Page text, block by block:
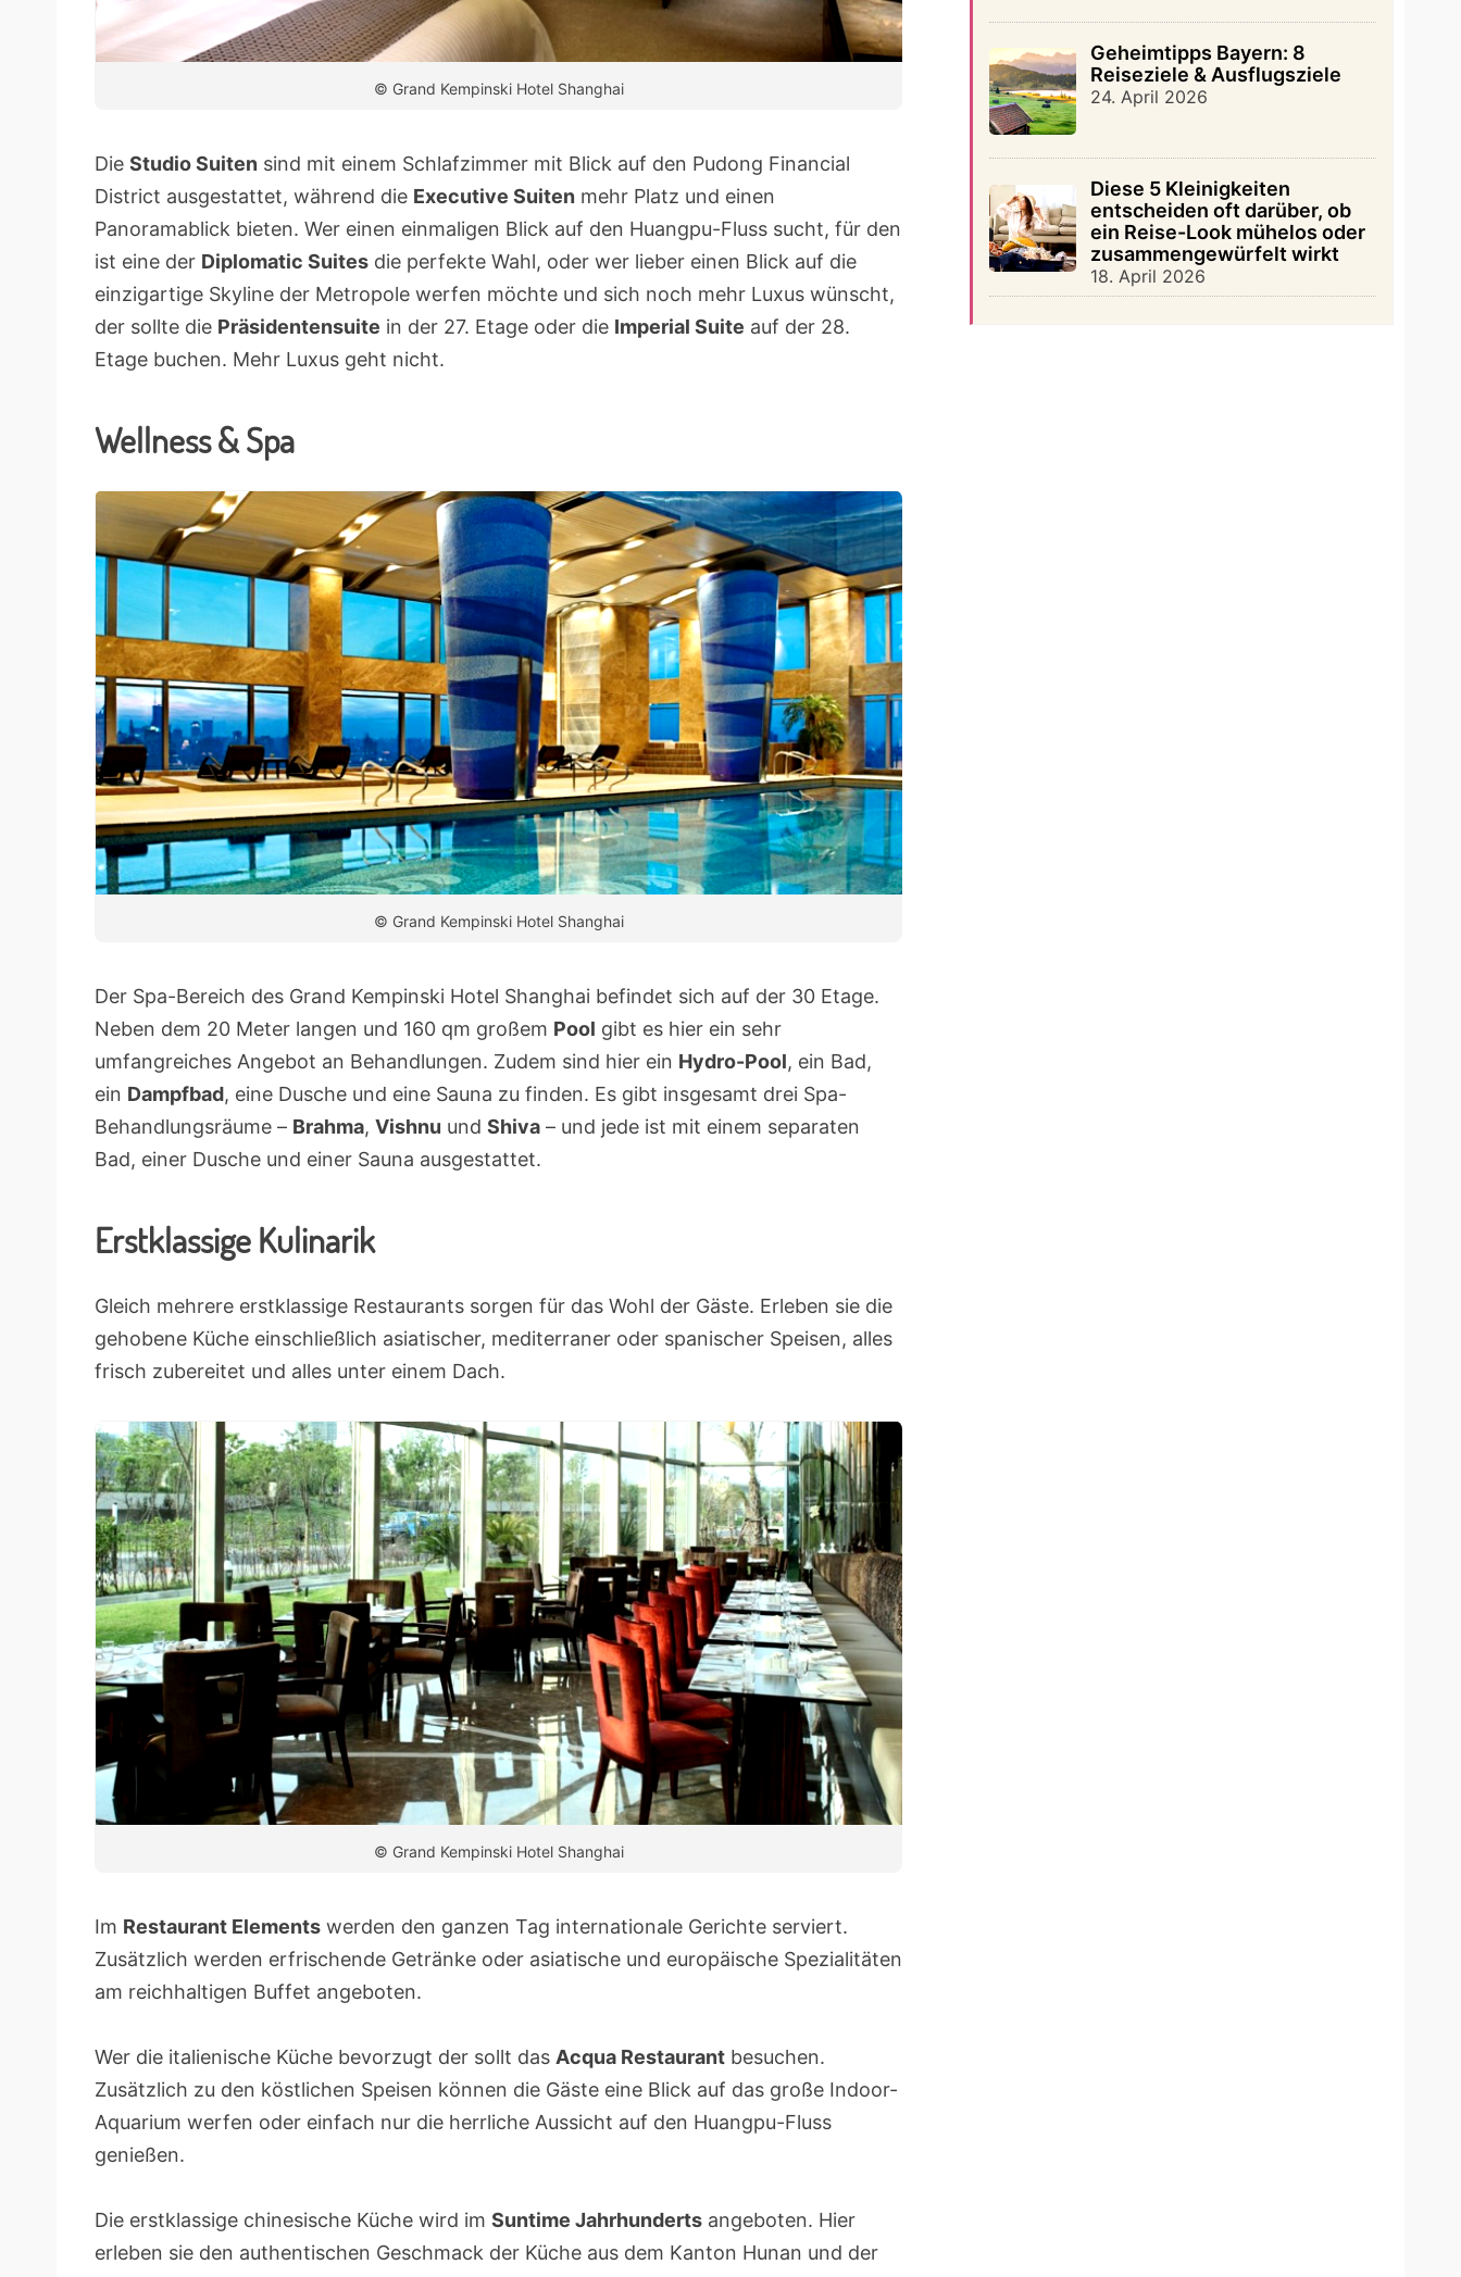
© Grand Kempinski Hotel Shanghai
Die Studio Suiten sind mit einem Schlafzimmer mit Blick auf den Pudong Financial
District ausgestattet, während die Executive Suiten mehr Platz und einen
Panoramablick bieten. Wer einen einmaligen Blick auf den Huangpu-Fluss sucht, für den
ist eine der Diplomatic Suites die perfekte Wahl, oder wer lieber einen Blick auf die
einzigartige Skyline der Metropole werfen möchte und sich noch mehr Luxus wünscht,
der sollte die Präsidentensuite in der 27. Etage oder die Imperial Suite auf der 28.
Etage buchen. Mehr Luxus geht nicht.
Wellness & Spa
© Grand Kempinski Hotel Shanghai
Der Spa-Bereich des Grand Kempinski Hotel Shanghai befindet sich auf der 30 Etage.
Neben dem 20 Meter langen und 160 qm großem Pool gibt es hier ein sehr
umfangreiches Angebot an Behandlungen. Zudem sind hier ein Hydro-Pool, ein Bad,
ein Dampfbad, eine Dusche und eine Sauna zu finden. Es gibt insgesamt drei Spa-
Behandlungsräume – Brahma, Vishnu und Shiva – und jede ist mit einem separaten
Bad, einer Dusche und einer Sauna ausgestattet.
Erstklassige Kulinarik
Gleich mehrere erstklassige Restaurants sorgen für das Wohl der Gäste. Erleben sie die
gehobene Küche einschließlich asiatischer, mediterraner oder spanischer Speisen, alles
frisch zubereitet und alles unter einem Dach.
© Grand Kempinski Hotel Shanghai
Im Restaurant Elements werden den ganzen Tag internationale Gerichte serviert.
Zusätzlich werden erfrischende Getränke oder asiatische und europäische Spezialitäten
am reichhaltigen Buffet angeboten.
Wer die italienische Küche bevorzugt der sollt das Acqua Restaurant besuchen.
Zusätzlich zu den köstlichen Speisen können die Gäste eine Blick auf das große Indoor-
Aquarium werfen oder einfach nur die herrliche Aussicht auf den Huangpu-Fluss
genießen.
Die erstklassige chinesische Küche wird im Suntime Jahrhunderts angeboten. Hier
erleben sie den authentischen Geschmack der Küche aus dem Kanton Hunan und der
Geheimtipps Bayern: 8
Reiseziele & Ausflugsziele
24. April 2026
Diese 5 Kleinigkeiten
entscheiden oft darüber, ob
ein Reise-Look mühelos oder
zusammengewürfelt wirkt
18. April 2026